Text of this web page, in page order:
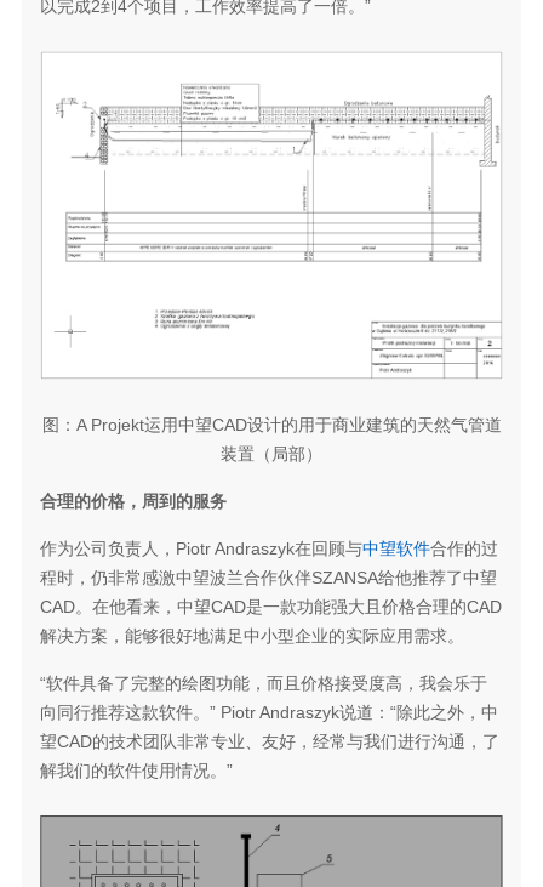
以完成2到4个项目，工作效率提高了一倍。”
图：A Projekt运用中望CAD设计的用于商业建筑的天然气管道
装置（局部）
合理的价格，周到的服务
作为公司负责人，Piotr Andraszyk在回顾与中望软件合作的过
程时，仍非常感激中望波兰合作伙伴SZANSA给他推荐了中望
CAD。在他看来，中望CAD是一款功能强大且价格合理的CAD
解决方案，能够很好地满足中小型企业的实际应用需求。
“软件具备了完整的绘图功能，而且价格接受度高，我会乐于
向同行推荐这款软件。” Piotr Andraszyk说道：“除此之外，中
望CAD的技术团队非常专业、友好，经常与我们进行沟通，了
解我们的软件使用情况。”